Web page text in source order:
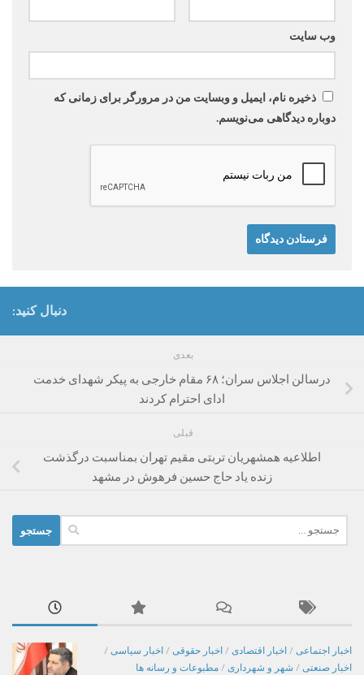
وب‌ سایت
ذخیره نام، ایمیل و وبسایت من در مرورگر برای زمانی که
دوباره دیدگاهی می‌نویسم.
دنبال کنید:
بعدی
درسالن اجلاس سران؛ ۶۸ مقام خارجی به پیکر شهدای خدمت
ادای احترام کردند
قبلی
اطلاعیه همشهریان تربتی مقیم تهران بمناسبت درگذشت
زنده یاد حاج حسین فرهوش در مشهد
برای:
اخبار اجتماعی / اخبار اقتصادی / اخبار حقوقی / اخبار سیاسی /
اخبار صنعتی / شهر و شهرداری / مطبوعات و رسانه ها